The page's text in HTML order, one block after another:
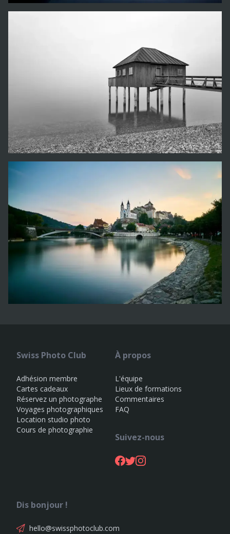
Swiss Photo Club
Adhésion membre
Cartes cadeaux
Réservez un photographe
Voyages photographiques
Location studio photo
Cours de photographie
À propos
L'équipe
Lieux de formations
Commentaires
FAQ
Suivez-nous
Dis bonjour !
hello@swissphotoclub.com